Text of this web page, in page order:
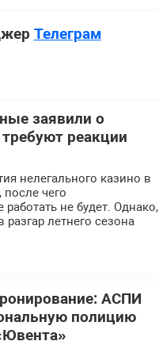
Телеграм
заявили о
реакции
нелегального казино в
чего
не будет. Однако,
летнего сезона
АСПИ
полицию